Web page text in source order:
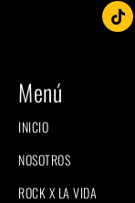
Menú
INICIO
NOSOTROS
ROCK X LA VIDA